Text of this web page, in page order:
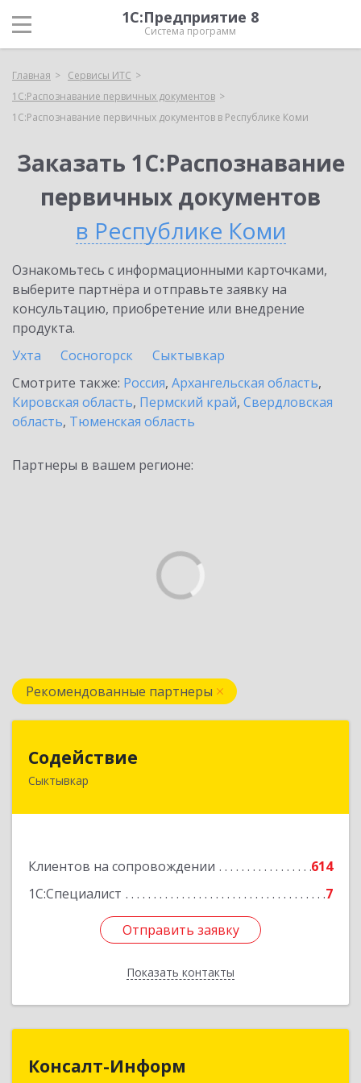
1С:Предприятие 8
Система программ
Главная
Сервисы ИТС
1С:Распознавание первичных документов
1С:Распознавание первичных документов в Республике Коми
Заказать 1С:Распознавание
первичных документов
в Республике Коми
Ознакомьтесь с информационными карточками,
выберите партнёра и отправьте заявку на
консультацию, приобретение или внедрение
продукта.
Ухта
Сосногорск
Сыктывкар
Смотрите также: Россия, Архангельская область,
Кировская область, Пермский край, Свердловская
область, Тюменская область
Партнеры в вашем регионе:
Рекомендованные партнеры
Содействие
Сыктывкар
Клиентов на сопровождении
614
1С:Специалист
7
Отправить заявку
Показать контакты
167004, Коми Респ, Сыктывкар г, Первомайская
Отправить заявку
Назад
Консалт-Информ